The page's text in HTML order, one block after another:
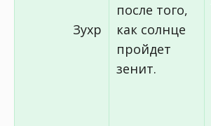
Зухр
после того,
как солнце
пройдет
зенит.